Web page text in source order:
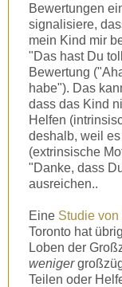
Bewertungen
signalisiere,
mein Kind mir
"Das hast Du
Bewertung
habe"). Das
dass das Kind
Helfen
deshalb, weil es
(extrinsische
"Danke, dass
ausreichen..
Eine Studie
Toronto hat
Loben der
weniger
Teilen oder